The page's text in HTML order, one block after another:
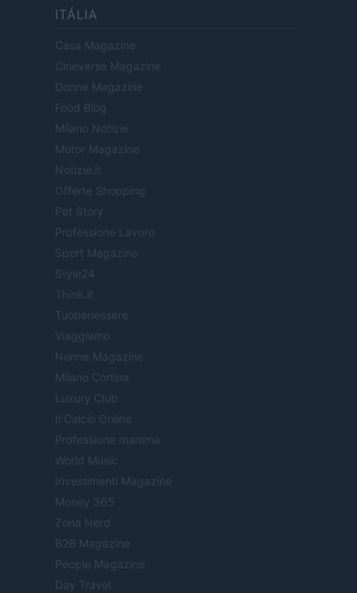
ITÁLIA
Casa Magazine
Cineverse Magazine
Donne Magazine
Food Blog
Milano Notizie
Motor Magazine
Notizie.it
Offerte Shopping
Pet Story
Professione Lavoro
Sport Magazine
Style24
Think.it
Tuobenessere
Viaggiamo
Nonne Magazine
Milano Cortina
Luxury Club
Il Calcio Online
Professione mamma
World Music
Investimenti Magazine
Money 365
Zona Nerd
B2B Magazine
People Magazine
Day Travel